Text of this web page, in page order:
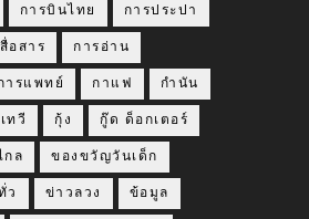
การบินไทย การประปา
อสาร การอ่าน
ารแพทย์ กาแฟ กำนัน
ทวี กุ้ง กู๊ด ด็อกเตอร์
กล ของขวัญวันเด็ก
ว ข่าวลวง ข้อมูล